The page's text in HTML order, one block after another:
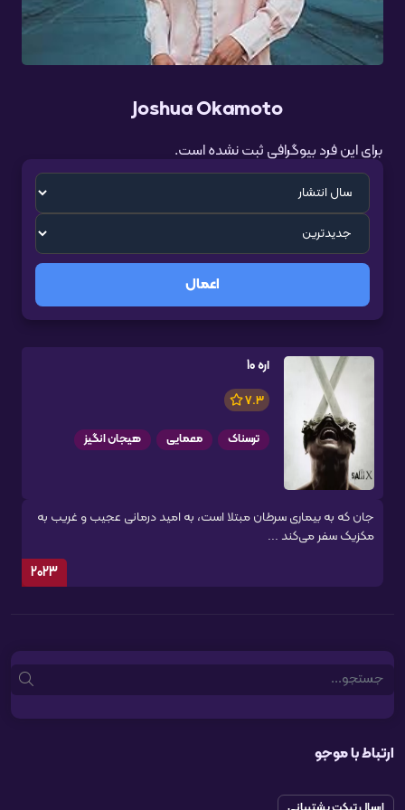
Joshua Okamoto
برای این فرد بیوگرافی ثبت نشده است.
اعمال
اره 10
7.3
ترسناک معمایی هیجان انگیز
جان که به بیماری سرطان مبتلا است، به امید درمانی عجیب و غریب به
مکزیک سفر می‌کند ...
2023
Search
ارتباط با موجو